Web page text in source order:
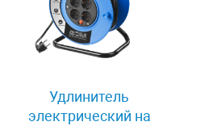
Удлинитель
электрический на